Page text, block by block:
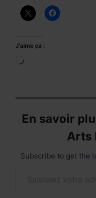
J’aime ça :
Chargement…
En savoir
Arts
Subscribe to get the